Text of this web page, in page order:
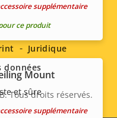
supplémentaire
ce produit
Mount
et sûre
supplémentaire
Tous droits réservés.
Juridique
données